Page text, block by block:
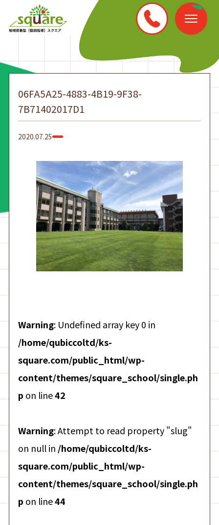
06FA5A25-4883-4B19-9F38-
7B71402017D1
2020.07.25
Warning: Undefined array key 0 in
/home/qubiccoltd/ks-
square.com/public_html/wp-
content/themes/square_school/single.ph
p on line42
Warning: Attempt to read property "slug"
on null in /home/qubiccoltd/ks-
square.com/public_html/wp-
content/themes/square_school/single.ph
p on line44